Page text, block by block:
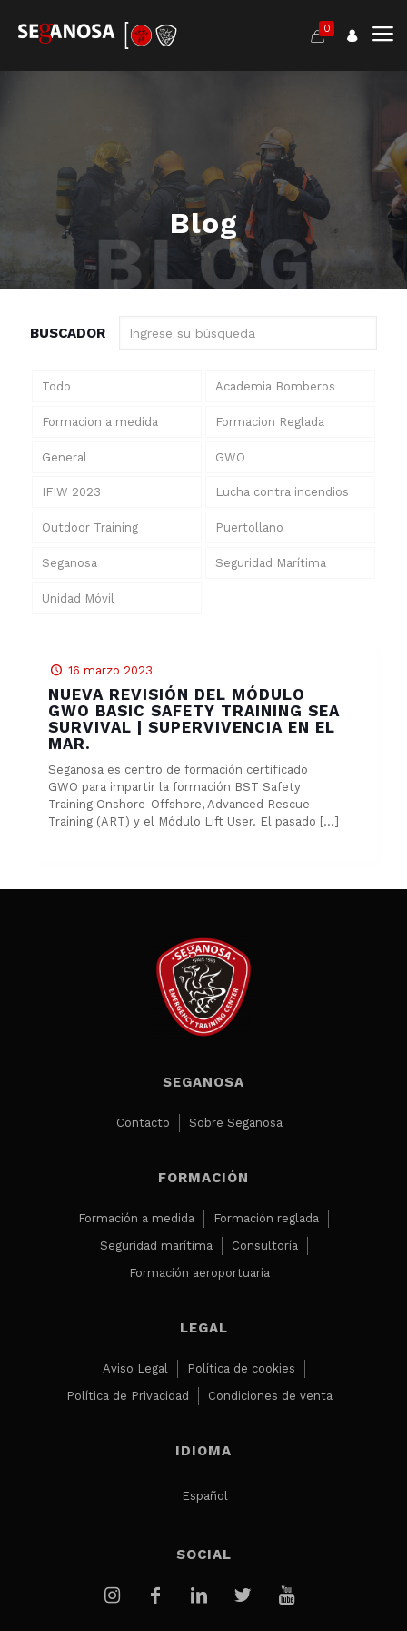
0
Blog
BUSCADOR
Todo Academia Bomberos
Formacion a medida Formacion Reglada
General GWO
IFIW 2023 Lucha contra incendios
Outdoor Training Puertollano
Seganosa Seguridad Marítima
Unidad Móvil
16 marzo 2023
NUEVA REVISIÓN DEL MÓDULO
GWO BASIC SAFETY TRAINING SEA
SURVIVAL | SUPERVIVENCIA EN EL
MAR.
Seganosa es centro de formación certificado
GWO para impartir la formación BST Safety
Training Onshore-Offshore, Advanced Rescue
Training (ART) y el Módulo Lift User. El pasado […]
SEGANOSA
Contacto Sobre Seganosa
FORMACIÓN
Formación a medida
Formación reglada
Seguridad marítima
Consultoría
Formación aeroportuaria
LEGAL
Aviso Legal
Política de cookies
Política de Privacidad
Condiciones de venta
IDIOMA
Español
SOCIAL